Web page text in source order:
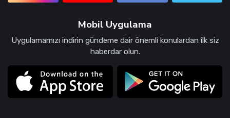
Mobil Uygulama
Uygulamamızı indirin gündeme dair önemli konulardan ilk siz
haberdar olun.